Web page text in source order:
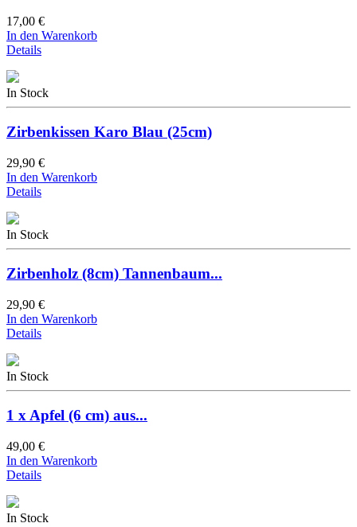
17,00 €
In den Warenkorb
Details
In Stock
Zirbenkissen Karo Blau (25cm)
29,90 €
In den Warenkorb
Details
In Stock
Zirbenholz (8cm) Tannenbaum...
29,90 €
In den Warenkorb
Details
In Stock
1 x Apfel (6 cm) aus...
49,00 €
In den Warenkorb
Details
In Stock